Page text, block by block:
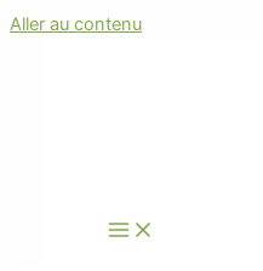
Aller au contenu